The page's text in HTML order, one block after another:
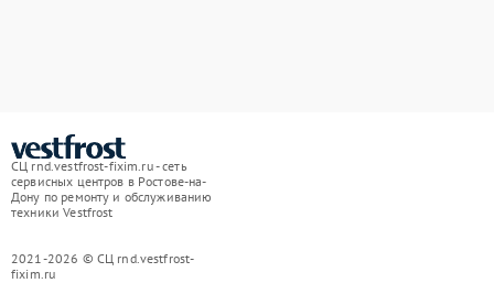
СЦ rnd.vestfrost-fixim.ru - сеть
сервисных центров в Ростове-на-
Дону по ремонту и обслуживанию
техники Vestfrost
2021-2026 © СЦ rnd.vestfrost-
fixim.ru